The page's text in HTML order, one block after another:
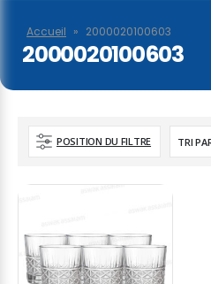
Accueil » 2000020100603
2000020100603
POSITION DU FILTRE